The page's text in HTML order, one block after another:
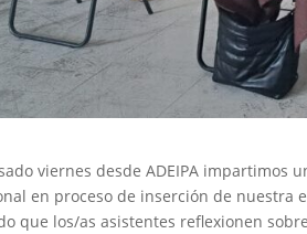
viernes desde ADEIPA impartimos
en proceso de inserción de nuestra
que los/as asistentes reflexionen